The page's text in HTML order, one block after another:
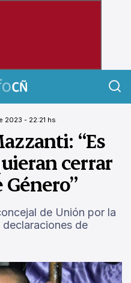
2023 - 22:21 hs
“Es
cerrar
de Unión por la
declaraciones de